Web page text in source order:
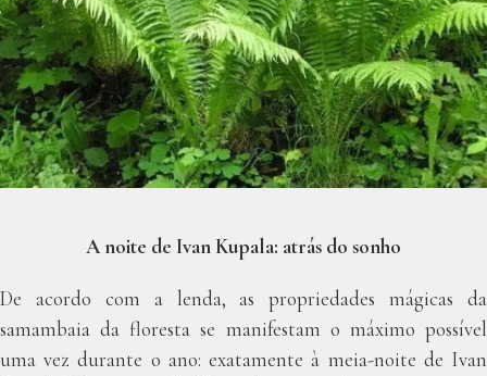
A noite de Ivan Kupala: atrás do sonho
De acordo com a lenda, as propriedades mágicas da
samambaia da floresta se manifestam o máximo possível
uma vez durante o ano: exatamente à meia-noite de Ivan